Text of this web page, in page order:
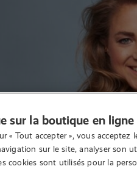
sur la boutique en
« Tout accepter », vous
sur le site, analyser son
cookies sont utilisés pour la